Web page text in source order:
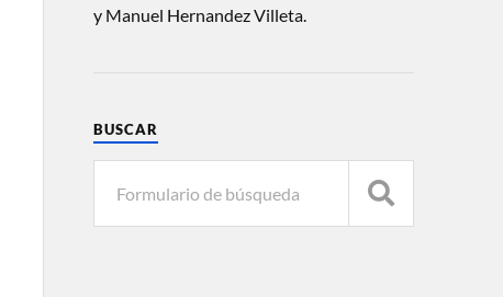
y Manuel Hernandez Villeta.
BUSCAR